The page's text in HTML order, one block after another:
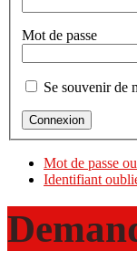
Mot de passe
Se souvenir de
Mot de passe
Identifiant